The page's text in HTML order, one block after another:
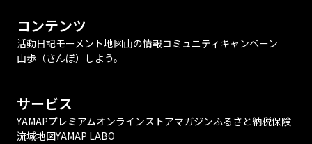
コンテンツ
活動日記モーメント地図山の情報コミュニティ キャンペーン
山歩（さんぽ）しよう。
サービス
YAMAPプレミアムオンラインストアマガジンふるさと納税保険
流域地図YAMAP LABO